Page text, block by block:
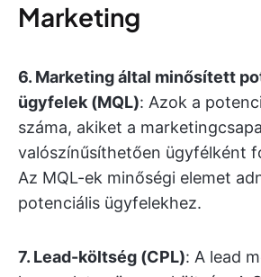
Marketing
6. Marketing által minősített
ügyfelek (MQL): Azok a
száma, akiket a
valószínűsíthetően ügyfélként
Az MQL-ek minőségi elemet
potenciális ügyfelekhez.
7. Lead-költség (CPL): A lead